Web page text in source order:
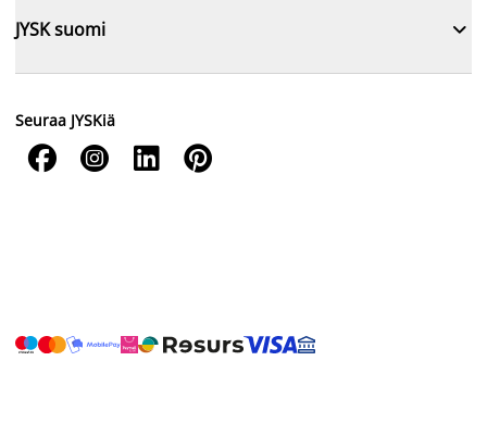
JYSK suomi 
Seuraa JYSKiä
   